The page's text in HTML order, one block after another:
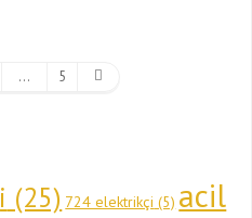
… 5
(25) 724 elektrikçi (5) acil